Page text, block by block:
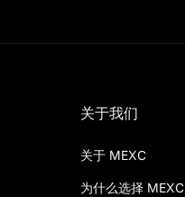
关于我们
关于 MEXC
为什么选择 MEXC